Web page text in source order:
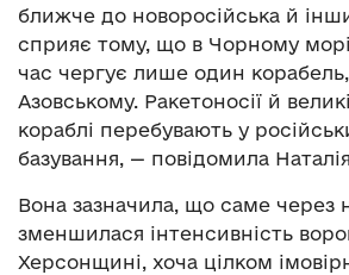
ближче до новоросійська й
сприяє тому, що в Чорному
час чергує лише один
Азовському. Ракетоносії й
кораблі перебувають у
базування, — повідомила
Вона зазначила, що саме через
зменшилася інтенсивність
Херсонщині, хоча цілком